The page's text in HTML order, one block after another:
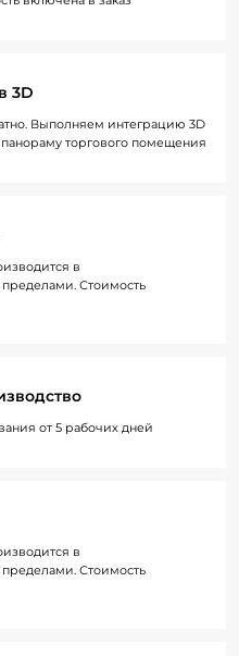
3D
Выполняем интеграцию 3D
торгового помещения
в
пределами. Стоимость
от 5 рабочих дней
в
пределами. Стоимость